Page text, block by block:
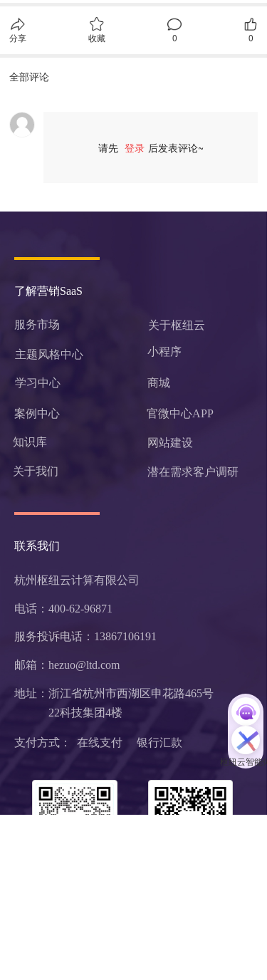
分享 收藏 0 0
全部评论
请先 登录 后发表评论~
了解营销SaaS
关于枢纽云
服务市场
主题风格中心 小程序
学习中心 商城
联系我们
杭州枢纽云计算有限公司
电话：400-62-96871
邮箱：hezuo@ltd.com
地址：浙江省杭州市西湖区申花路465号
支付方式：  在线支付     银行汇款
案例中心 官微中心APP
知识库 网站建设
关于我们
服务投诉电话： 13867106191
潜在需求客户调研
22科技集团4楼